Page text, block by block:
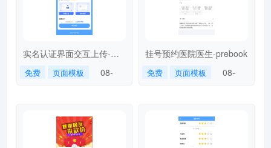
实名认证界面交互上传-
免费 页面模板
08-
挂号预约医院医生-prebook
免费 页面模板
08-